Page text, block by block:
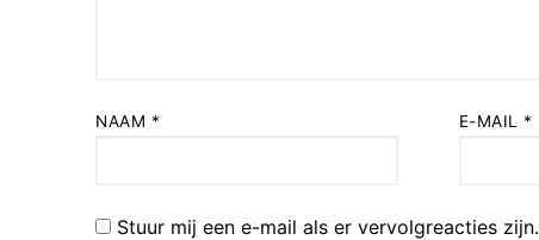
NAAM * E-MAIL *
Stuur mij een e-mail als er vervolgreacties zijn.